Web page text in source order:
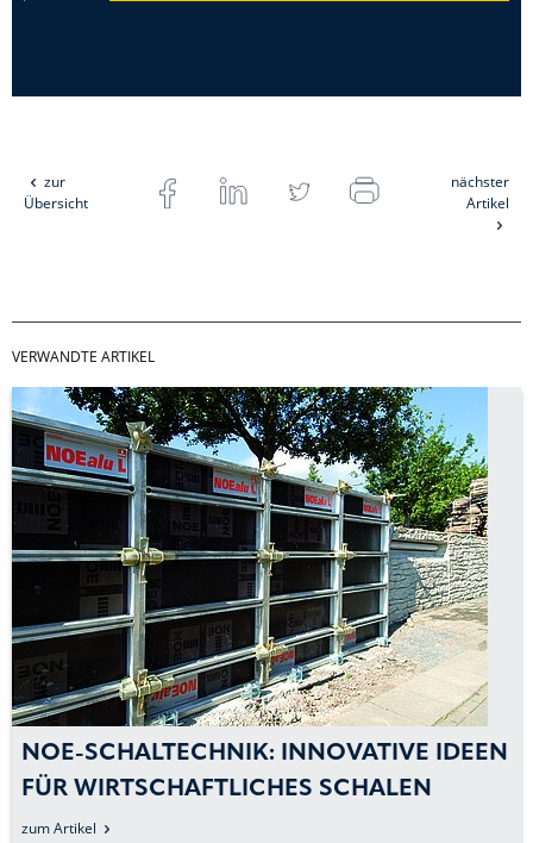
zur
Übersicht
nächster
Artikel
VERWANDTE ARTIKEL
NOE-SCHALTECHNIK: INNOVATIVE IDEEN
FÜR WIRTSCHAFTLICHES SCHALEN
zum Artikel